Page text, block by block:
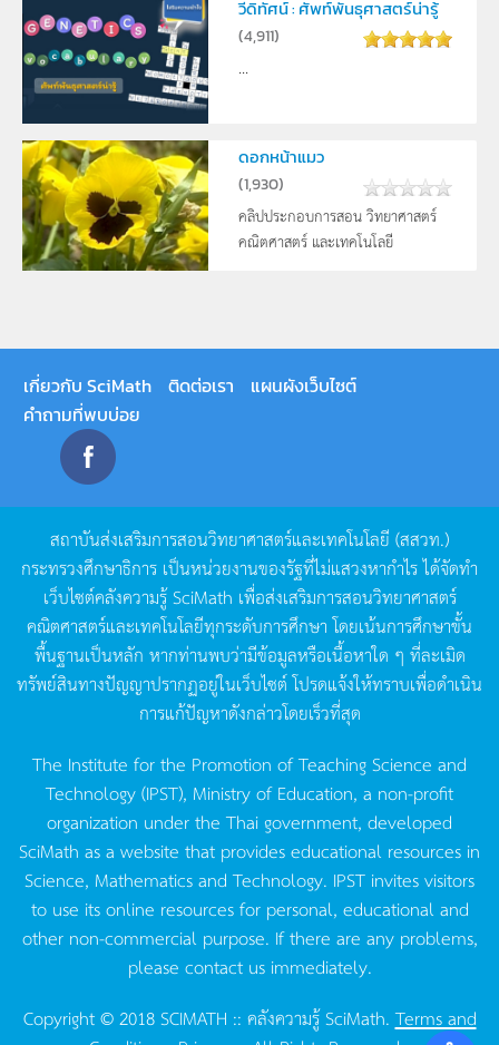
วีดิทัศน์ : ศัพท์พันธุศาสตร์น่ารู้
(4,911)
...
ดอกหน้าแมว
(1,930)
คลิปประกอบการสอน วิทยาศาสตร์
คณิตศาสตร์ และเทคโนโลยี
เกี่ยวกับ SciMath ติดต่อเรา
แผนผังเว็บไซต์
คำถามที่พบบ่อย
สถาบันส่งเสริมการสอนวิทยาศาสตร์และเทคโนโลยี (สสวท.)
กระทรวงศึกษาธิการ เป็นหน่วยงานของรัฐที่ไม่แสวงหากำไรได้จัดทำ
เว็บไซต์คลังความรู้SciMath เพื่อส่งเสริมการสอนวิทยาศาสตร์
คณิตศาสตร์และเทคโนโลยีทุกระดับการศึกษา โดยเน้นการศึกษาขั้น
พื้นฐานเป็นหลัก หากท่านพบว่ามีข้อมูลหรือเนื้อหาใด ๆ ที่ละเมิด
ทรัพย์สินทางปัญญาปรากฏอยู่ในเว็บไซต์โปรดแจ้งให้ทราบเพื่อดำเนิน
การแก้ปัญหาดังกล่าวโดยเร็วที่สุด
The Institute for the Promotion of Teaching Science and
Technology (IPST), Ministry of Education, a non-profit
organization under the Thai government, developed
SciMath as a website that provides educational resources in
Science, Mathematics and Technology. IPST invites visitors
to use its online resources for personal, educational and
other non-commercial purpose. If there are any problems,
please contact us immediately.
Copyright © 2018 SCIMATH :: คลังความรู้ SciMath.Terms and